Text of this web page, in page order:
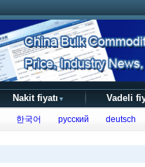
Nakit fiyatı ▼ Vadeli
한국어 русский deutsch